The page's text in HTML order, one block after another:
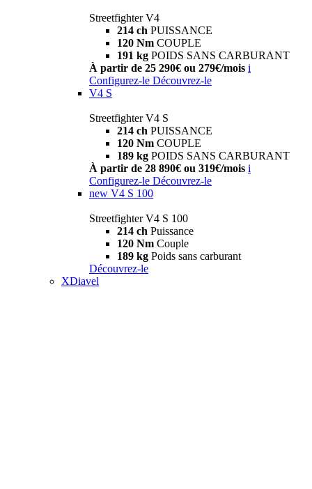
Streetfighter V4
214 ch PUISSANCE
120 Nm COUPLE
191 kg POIDS SANS CARBURANT
À partir de 25 290€ ou 279€/mois i
Configurez-le Découvrez-le
V4 S
Streetfighter V4 S
214 ch PUISSANCE
120 Nm COUPLE
189 kg POIDS SANS CARBURANT
À partir de 28 890€ ou 319€/mois i
Configurez-le Découvrez-le
new V4 S 100
Streetfighter V4 S 100
214 ch Puissance
120 Nm Couple
189 kg Poids sans carburant
Découvrez-le
XDiavel